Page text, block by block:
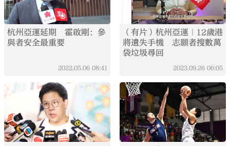
杭州亞運延期 霍啟剛：參
與者安全最重要
2022.05.06 08:41
（有片）杭州亞運｜12歲港
將遺失手機 志願者搜數萬
袋垃圾尋回
2023.09.26 06:05